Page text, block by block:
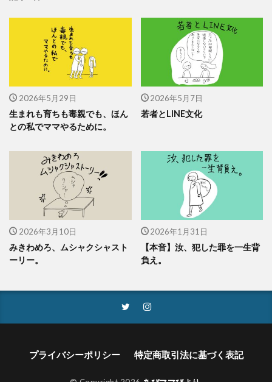
2026年5月29日
生まれも育ちも毒親でも、ほん
との私でママやるために。
2026年5月7日
若者とLINE文化
2026年3月10日
みきわめろ、ムシャクシャスト
ーリー。
2026年1月31日
【本音】汝、犯した罪を一生背
負え。
プライバシーポリシー 特定商取引法に基づく表記